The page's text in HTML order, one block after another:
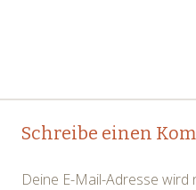
Post
Schreibe einen
Deine E-Mail-Adresse wird